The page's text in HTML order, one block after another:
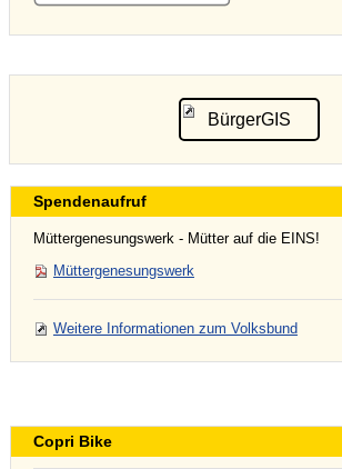
BürgerGIS
Spendenaufruf
Müttergenesungswerk - Mütter auf die EINS!
Müttergenesungswerk
Weitere Informationen zum Volksbund
Copri Bike